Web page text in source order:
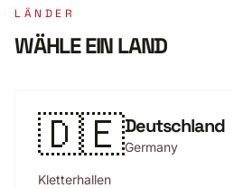
LÄNDER
WÄHLE EIN LAND
🇩🇪Deutschland
Germany
Kletterhallen